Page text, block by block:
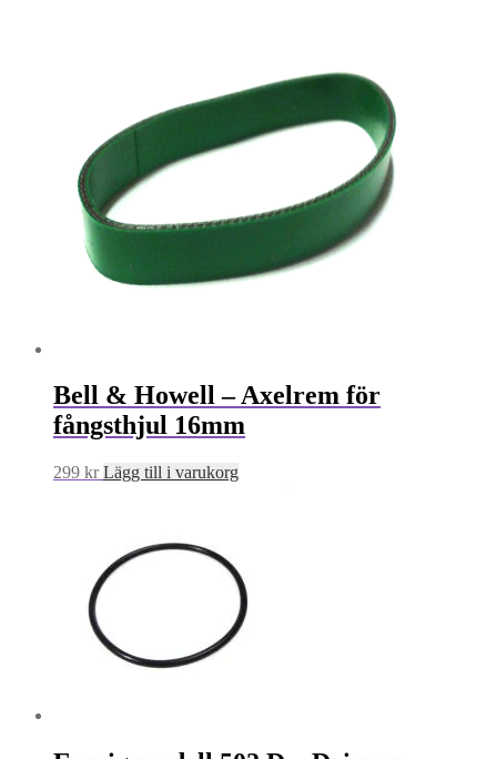
Bell & Howell – Axelrem för
fångsthjul 16mm
299 kr Lägg till i varukorg